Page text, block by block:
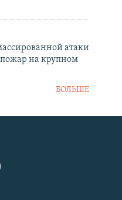
атаки
на крупном
БОЛЬШЕ